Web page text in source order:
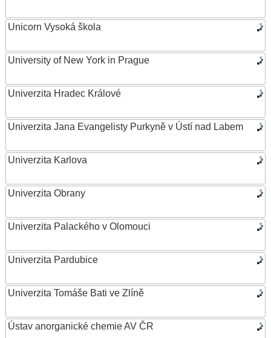
Unicorn Vysoká škola
University of New York in Prague
Univerzita Hradec Králové
Univerzita Jana Evangelisty Purkyně v Ústí nad Labem
Univerzita Karlova
Univerzita Obrany
Univerzita Palackého v Olomouci
Univerzita Pardubice
Univerzita Tomáše Bati ve Zlíně
Ústav anorganické chemie AV ČR